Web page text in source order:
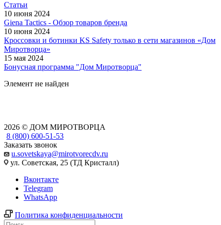
Статьи
10 июня 2024
Giena Tactics - Обзор товаров бренда
10 июня 2024
Кроссовки и ботинки KS Safety только в сети магазинов «Дом
Миротворца»
15 мая 2024
Бонусная программа "Дом Миротворца"
Элемент не найден
2026 © ДОМ МИРОТВОРЦА
8 (800) 600-51-53
Заказать звонок
u.sovetskaya@mirotvorecdv.ru
ул. Советская, 25 (ТД Кристалл)
Вконтакте
Telegram
WhatsApp
Политика конфиденциальности